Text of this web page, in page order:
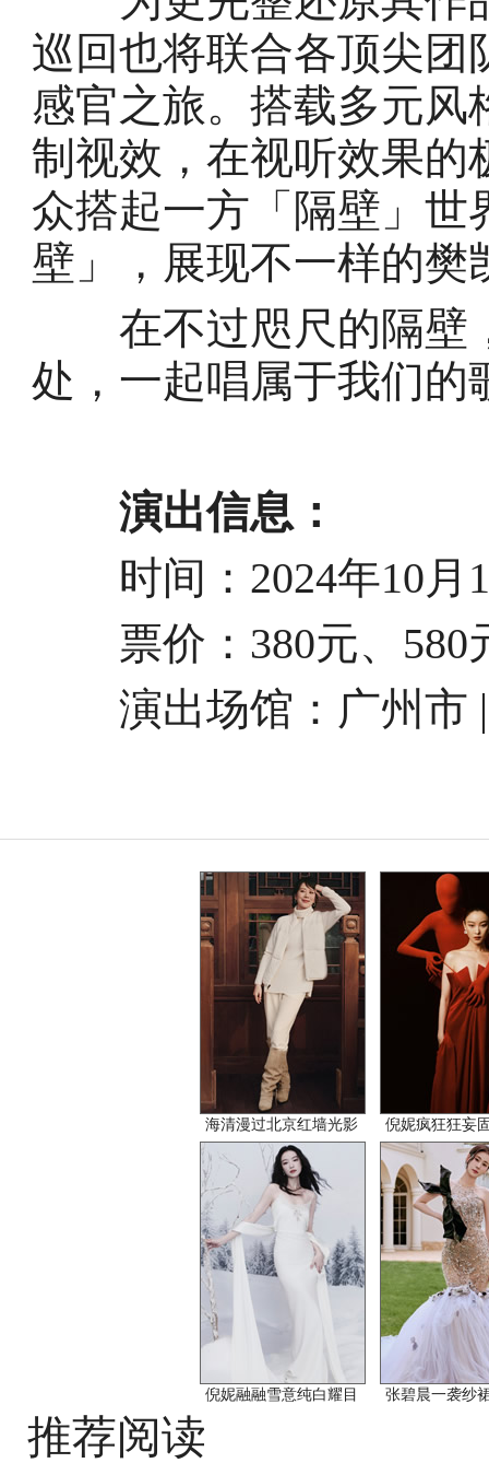
巡回也将联合各顶尖团
感官之旅。搭载多元风
制视效，在视听效果的
众搭起一方「隔壁」世
壁」，展现不一样的樊
在不过咫尺的隔壁
处，一起唱属于我们的
演出信息：
时间：2024年10月
票价：380元、580
演出场馆： 广州市
海清漫过北京红墙光影 倪妮疯狂狂妄
倪妮融融雪意纯白耀目 张碧晨一袭纱
推荐阅读